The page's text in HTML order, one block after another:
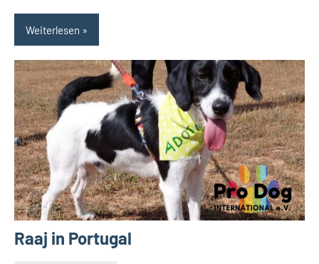
Weiterlesen
Raaj in Portugal